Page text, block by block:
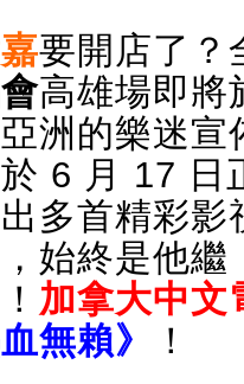
要開店了
高雄場即將
洲的樂迷宣
於 6 月 17 日
多首精彩
始終是他繼
加拿大中文
無賴》
！